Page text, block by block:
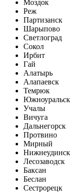
Моздок
Реж
Партизанск
Шарыпово
Светлоград
Сокол
Ирбит
Гай
Алатырь
Алапаевск
Темрюк
Южноуральск
Учалы
Вичуга
Дальнегорск
Протвино
Мирный
Нижнеудинск
Лесозаводск
Баксан
Беслан
Сестрорецк